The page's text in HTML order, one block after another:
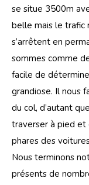
se situe 3500m
belle mais le trafic
s’arrêtent en
sommes comme
facile de
grandiose. Il nous
du col, d’autant
traverser à pied et
phares des
Nous terminons
présents de